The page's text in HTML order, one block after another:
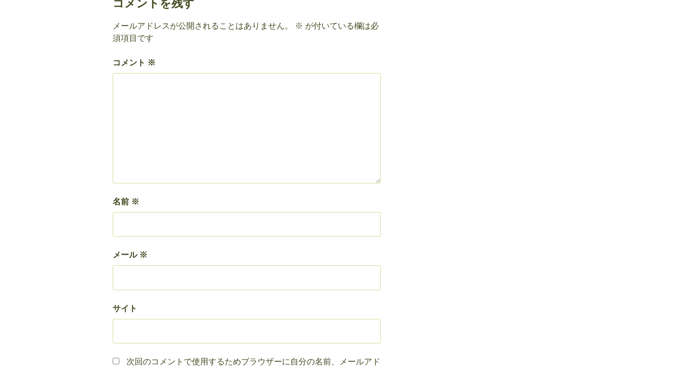
コメントを残す
メールアドレスが公開されることはありません。 ※ が付いている欄は必
須項目です
コメント ※
名前 ※
メール ※
サイト
次回のコメントで使用するためブラウザーに自分の名前、メールアド